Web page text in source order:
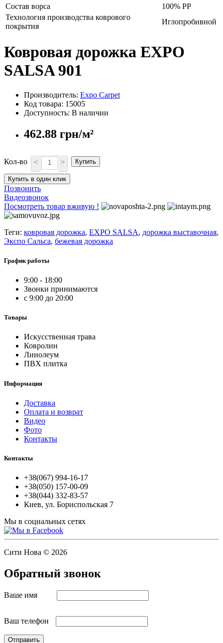
Состав ворса
100% PP
Технология производства коврового
покрытия
Иглопробивной
Ковровая дорожка EXPO
SALSA 901
Производитель: Expo Carpet
Код товара: 15005
Доступность: В наличии
462.88 грн/м²
Кол-во < > Купить
Купить в один клик
Позвонить
Видеозвонок
Посмотреть товар вживую !
Теги: ковровая дорожка, EXPO SALSA, дорожка выставочная,
Экспо Сальса, бежевая дорожка
График работы
9:00 - 18:00
Звонки принимаются
с 9:00 до 20:00
Товары
Искусственная трава
Ковролин
Линолеум
ПВХ плитка
Информация
Доставка
Оплата и возврат
Видео
Фото
Контакты
Контакты
+38(067) 994-16-17
+38(050) 157-00-09
+38(044) 332-83-57
Киев, ул. Бориспольская 7
Мы в социальных сетях
Сити Нова © 2026
Обратный звонок
Ваше имя
Ваш телефон